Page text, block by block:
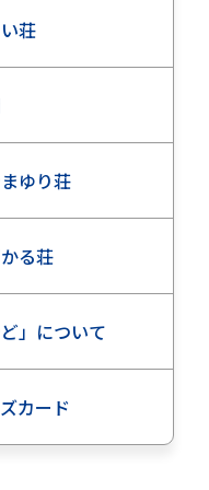
荘
ゆり荘
る荘
」について
カード